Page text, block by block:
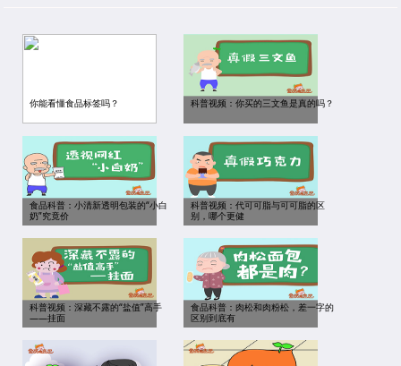
你能看懂食品标签吗？ 科普视频：你买的三文鱼是真的吗？
食品科普：小清新透明包装的“小白
奶”究竟价
科普视频：代可可脂与可可脂的区
别，哪个更健
科普视频：深藏不露的“盐值”高手
——挂面
食品科普：肉松和肉粉松，差一字的
区别到底有